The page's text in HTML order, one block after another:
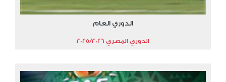
الدوري العام
الدوري المصري 2025/2026